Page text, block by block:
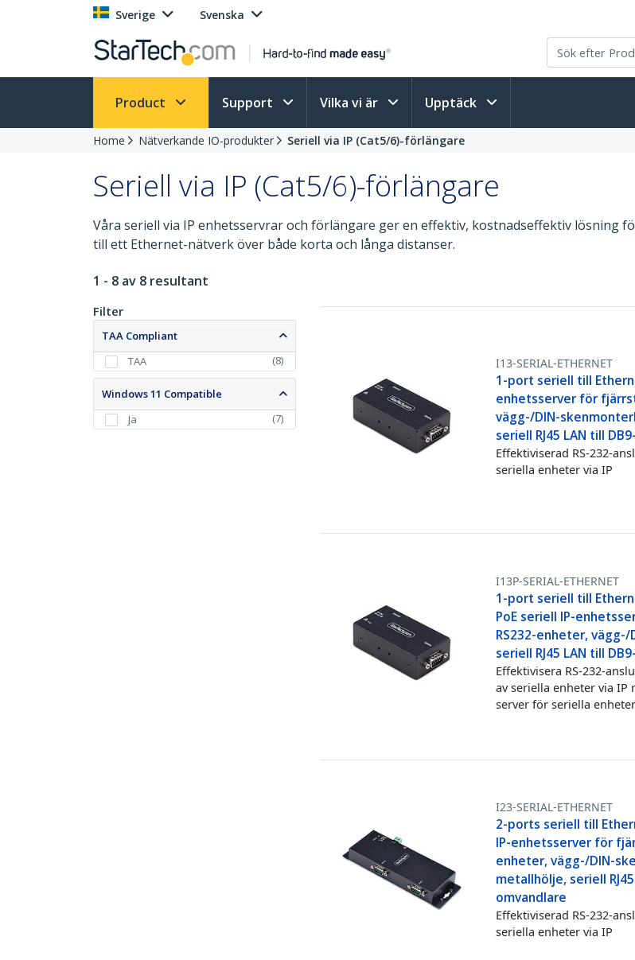
Sverige Svenska
Product Support Vilka vi är Upptäck
Home Nätverkande IO-produkter Seriell via IP (Cat5/6)-förlängare
Seriell via IP (Cat5/6)-förlängare
Våra seriell via IP enhetsservrar och förlängare ger en effektiv, kostnadseffektiv lösning
till ett Ethernet-nätverk över både korta och långa distanser.
1 - 8 av 8 resultant
Filter
TAA Compliant
TAA
(8)
Windows 11 Compatible
Ja
(7)
I13-SERIAL-ETHERNET
1-port seriell till
enhetsserver för
vägg-/DIN-
seriell RJ45 LAN till
Effektiviserad RS-232-
seriella enheter via IP
I13P-SERIAL-ETHERNET
1-port seriell till
PoE seriell IP-
RS232-enheter,
seriell RJ45 LAN till
Effektivisera RS-232-
av seriella enheter via IP
server för seriella enheter
I23-SERIAL-ETHERNET
2-ports seriell till
IP-enhetsserver för
enheter, vägg-/DIN-
metallhölje, seriell
omvandlare
Effektiviserad RS-232-
seriella enheter via IP